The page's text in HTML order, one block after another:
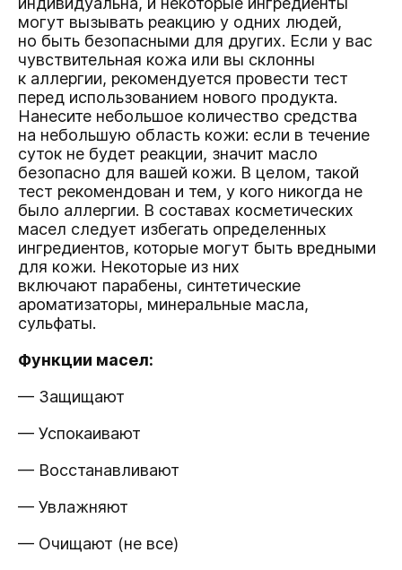
могут вызывать реакцию у одних людей,
но быть безопасными для других. Если у вас
чувствительная кожа или вы склонны
к аллергии, рекомендуется провести тест
перед использованием нового продукта.
Нанесите небольшое количество средства
на небольшую область кожи: если в течение
суток не будет реакции, значит масло
безопасно для вашей кожи. В целом, такой
тест рекомендован и тем, у кого никогда не
было аллергии. В составах косметических
масел следует избегать определенных
ингредиентов, которые могут быть вредными
для кожи. Некоторые из них
включают парабены, синтетические
ароматизаторы, минеральные масла,
сульфаты.
Функции масел:
— Защищают
— Успокаивают
— Восстанавливают
— Увлажняют
— Очищают (не все)